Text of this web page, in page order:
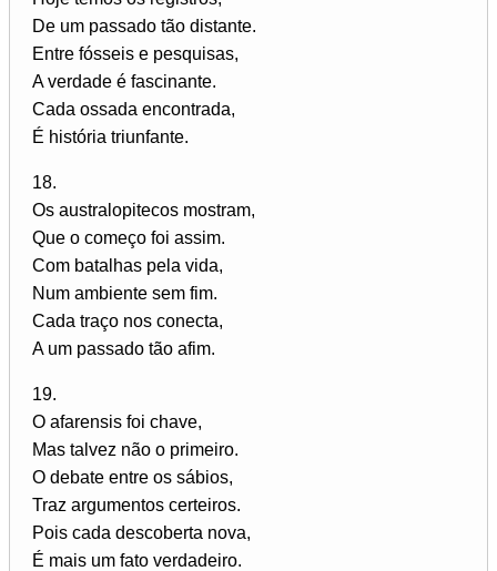
De um passado tão distante.
Entre fósseis e pesquisas,
A verdade é fascinante.
Cada ossada encontrada,
É história triunfante.
18.
Os australopitecos mostram,
Que o começo foi assim.
Com batalhas pela vida,
Num ambiente sem fim.
Cada traço nos conecta,
A um passado tão afim.
19.
O afarensis foi chave,
Mas talvez não o primeiro.
O debate entre os sábios,
Traz argumentos certeiros.
Pois cada descoberta nova,
É mais um fato verdadeiro.